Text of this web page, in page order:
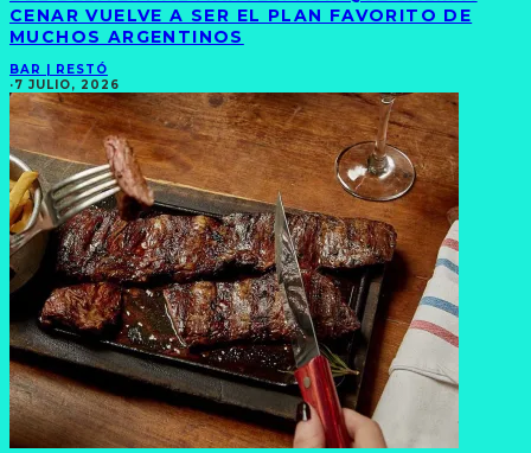
CENAR VUELVE A SER EL PLAN FAVORITO DE
MUCHOS ARGENTINOS
BAR | RESTÓ
·7 JULIO, 2026